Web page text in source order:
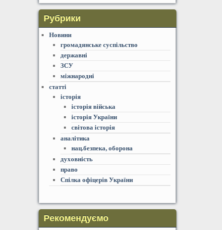
Рубрики
Новини
громадянське суспільство
державні
ЗСУ
міжнародні
статті
історія
історія війська
історія України
світова історія
аналітика
нац.безпека, оборона
духовність
право
Спілка офіцерів України
Рекомендуємо